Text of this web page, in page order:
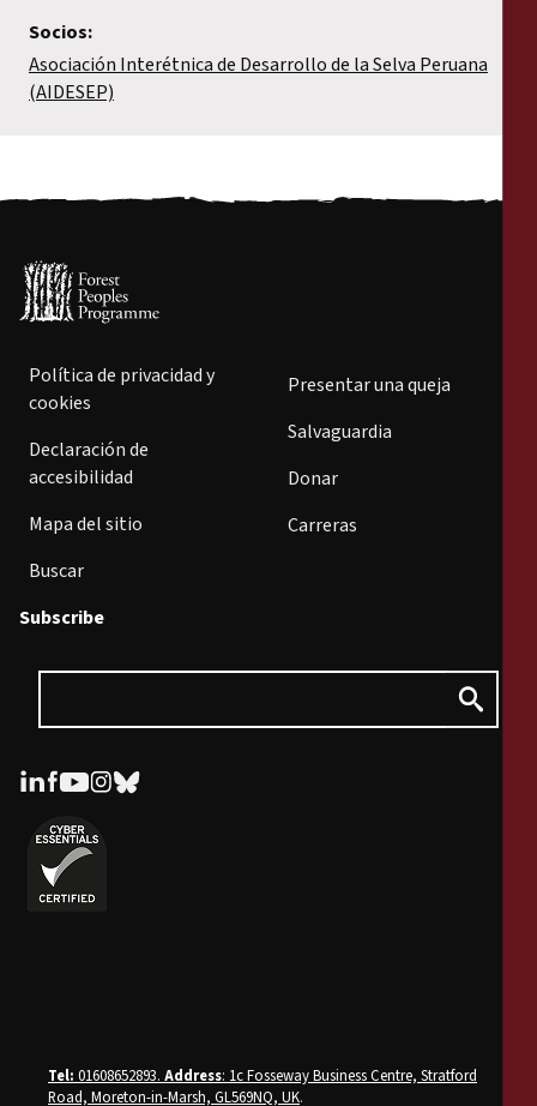
Socios:
Asociación Interétnica de Desarrollo de la Selva Peruana
(AIDESEP)
Política de privacidad y
cookies
Declaración de
accesibilidad
Mapa del sitio
Buscar
Presentar una queja
Salvaguardia
Donar
Carreras
Subscribe
Tel: 01608652893. Address: 1c Fosseway Business Centre, Stratford
Road, Moreton-in-Marsh, GL569NQ, UK.